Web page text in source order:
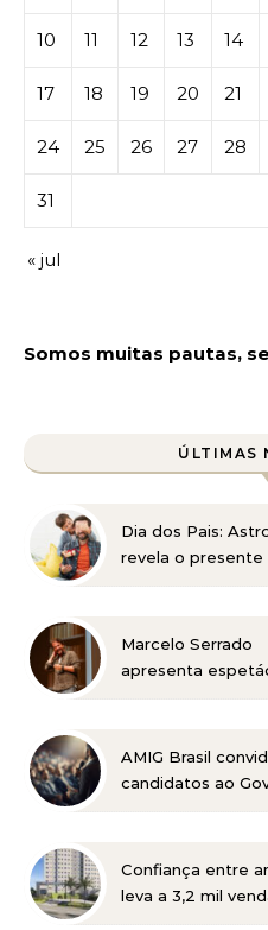
10 11 12 13 14
17 18 19 20 21
24 25 26 27 28
31
« jul
Somos muitas pautas,
ÚLTIMAS
Dia dos Pais:
revela o presente
Marcelo Serrado
apresenta
AMIG Brasil
candidatos ao
para os municípios
mineradores e
Confiança entre
leva a 3,2 mil